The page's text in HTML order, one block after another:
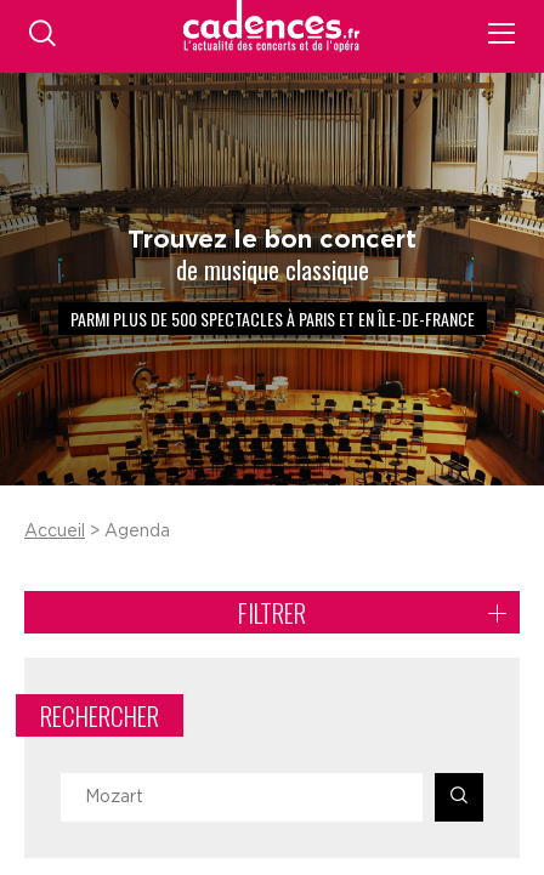
Trouvez le bon concert
de musique classique
PARMI PLUS DE 500 SPECTACLES À PARIS ET EN ÎLE-DE-FRANCE
Accueil > Agenda
FILTRER
RECHERCHER